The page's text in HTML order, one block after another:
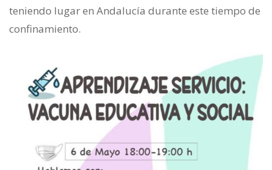
teniendo lugar en Andalucía durante este tiempo de
confinamiento.